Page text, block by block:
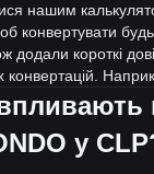
нашим
конвертувати
короткі
конвертацій.
ONDO, а 5 ONDO
CLP в
у